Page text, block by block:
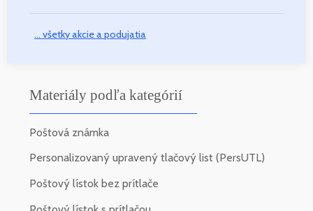
... všetky akcie a podujatia
Materiály podľa kategórií
Poštová známka
Personalizovaný upravený tlačový list (PersUTL)
Poštový lístok bez prítlače